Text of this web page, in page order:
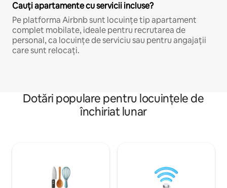
Cauți apartamente cu servicii incluse?
Pe platforma Airbnb sunt locuințe tip apartament
complet mobilate, ideale pentru recrutarea de
personal, ca locuințe de serviciu sau pentru angajații
care sunt relocați.
Dotări populare pentru locuințele de
închiriat lunar